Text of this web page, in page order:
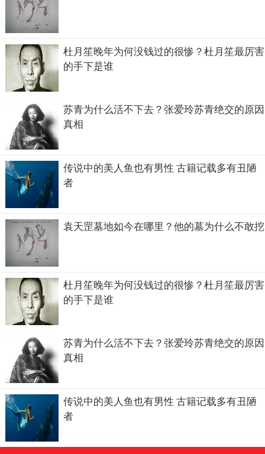
杜月笙晚年为何没钱过的很惨？杜月笙最厉害
的手下是谁
苏青为什么活不下去？张爱玲苏青绝交的原因
真相
传说中的美人鱼也有男性 古籍记载多有丑陋
者
袁天罡墓地如今在哪里？他的墓为什么不敢挖
杜月笙晚年为何没钱过的很惨？杜月笙最厉害
的手下是谁
苏青为什么活不下去？张爱玲苏青绝交的原因
真相
传说中的美人鱼也有男性 古籍记载多有丑陋
者